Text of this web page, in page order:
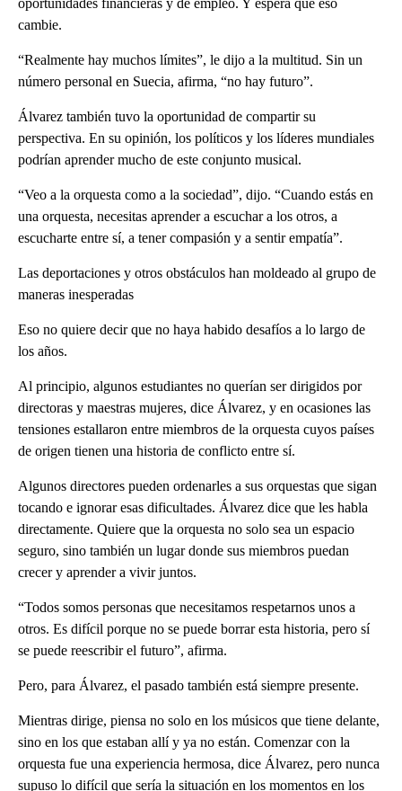
cambie.
“Realmente hay muchos límites”, le dijo a la multitud. Sin un
número personal en Suecia, afirma, “no hay futuro”.
Álvarez también tuvo la oportunidad de compartir su
perspectiva. En su opinión, los políticos y los líderes mundiales
podrían aprender mucho de este conjunto musical.
“Veo a la orquesta como a la sociedad”, dijo. “Cuando estás en
una orquesta, necesitas aprender a escuchar a los otros, a
escucharte entre sí, a tener compasión y a sentir empatía”.
Las deportaciones y otros obstáculos han moldeado al grupo de
maneras inesperadas
Eso no quiere decir que no haya habido desafíos a lo largo de
los años.
Al principio, algunos estudiantes no querían ser dirigidos por
directoras y maestras mujeres, dice Álvarez, y en ocasiones las
tensiones estallaron entre miembros de la orquesta cuyos países
de origen tienen una historia de conflicto entre sí.
Algunos directores pueden ordenarles a sus orquestas que sigan
tocando e ignorar esas dificultades. Álvarez dice que les habla
directamente. Quiere que la orquesta no solo sea un espacio
seguro, sino también un lugar donde sus miembros puedan
crecer y aprender a vivir juntos.
“Todos somos personas que necesitamos respetarnos unos a
otros. Es difícil porque no se puede borrar esta historia, pero sí
se puede reescribir el futuro”, afirma.
Pero, para Álvarez, el pasado también está siempre presente.
Mientras dirige, piensa no solo en los músicos que tiene delante,
sino en los que estaban allí y ya no están. Comenzar con la
orquesta fue una experiencia hermosa, dice Álvarez, pero nunca
supuso lo difícil que sería la situación en los momentos en los